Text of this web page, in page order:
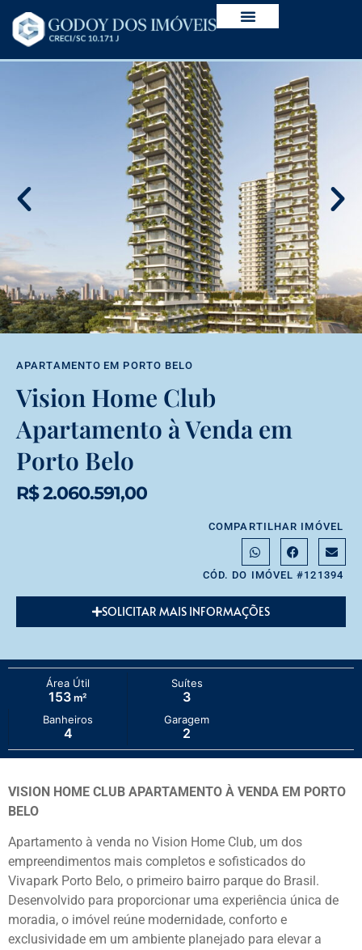
APARTAMENTO EM PORTO BELO
Vision Home Club
Apartamento à Venda em
Porto Belo
R$ 2.060.591,00
COMPARTILHAR IMÓVEL
CÓD. DO IMÓVEL #121394
SOLICITAR MAIS INFORMAÇÕES
Área Útil
153 m²
Suítes
3
Banheiros
4
Garagem
2
VISION HOME CLUB APARTAMENTO À VENDA EM PORTO
BELO
Apartamento à venda no Vision Home Club, um dos
empreendimentos mais completos e sofisticados do
Vivapark Porto Belo, o primeiro bairro parque do Brasil.
Desenvolvido para proporcionar uma experiência única de
moradia, o imóvel reúne modernidade, conforto e
exclusividade em um ambiente planejado para elevar a